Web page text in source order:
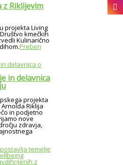
z Riklijevim
projekta Living
kmečkih
Kulinarično
Preberi
in delavnica
projekta
Arnolda Riklija
in podjetno
nove
zdravja,